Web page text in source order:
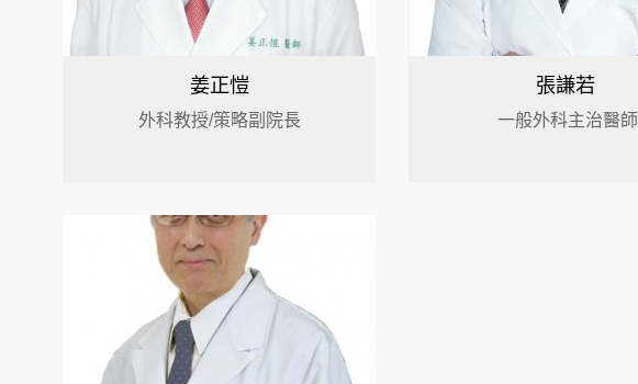
姜正愷
外科教授/策略副院長
張謙若
一般外科主治醫師